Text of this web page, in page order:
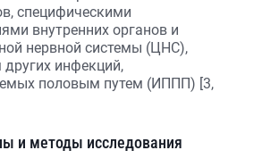
специфическими
внутренних органов и
нервной системы (ЦНС),
инфекций,
половым путем (ИППП) [3,
и методы исследования